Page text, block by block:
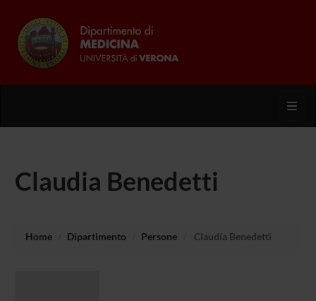
Claudia Benedetti
Home Dipartimento Persone Claudia Benedetti